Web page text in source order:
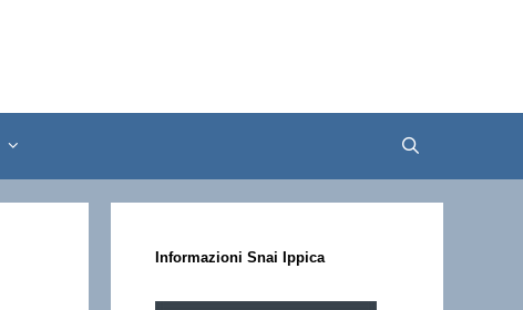
Informazioni Snai Ippica